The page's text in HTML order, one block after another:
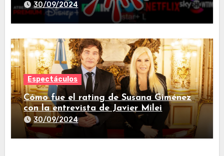
30/09/2024
Espectáculos
Cómo fue el rating de Susana Giménez
con la entrevista de Javier Milei
30/09/2024